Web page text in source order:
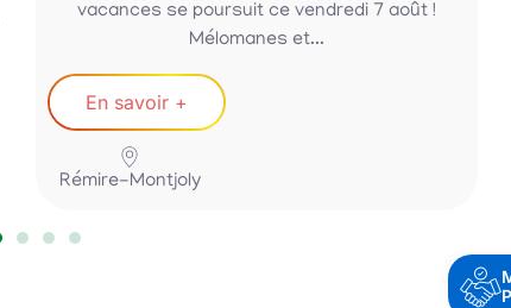
vacances se poursuit ce vendredi 7 août !
Mélomanes et...
En savoir +
Rémire-Montjoly